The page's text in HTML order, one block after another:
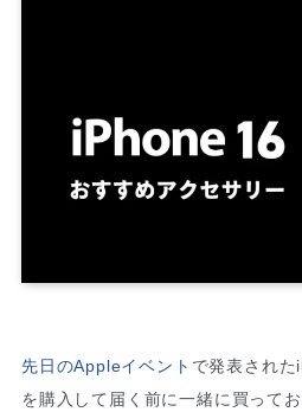
先日のAppleイベント で発表され
を購入して届く前に一緒に買って